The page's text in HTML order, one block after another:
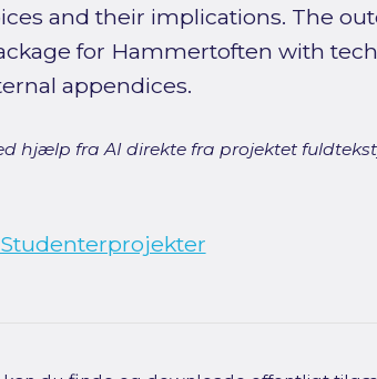
and their implications. The
for Hammertoften with
appendices.
hjælp fra AI direkte fra projektet